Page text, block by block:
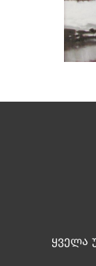
ყველა